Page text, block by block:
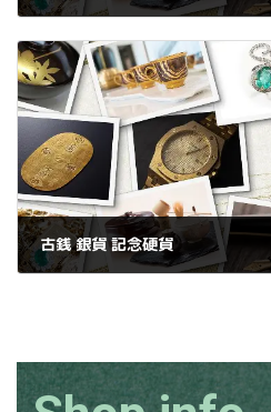
古銭 銀貨 記念硬貨